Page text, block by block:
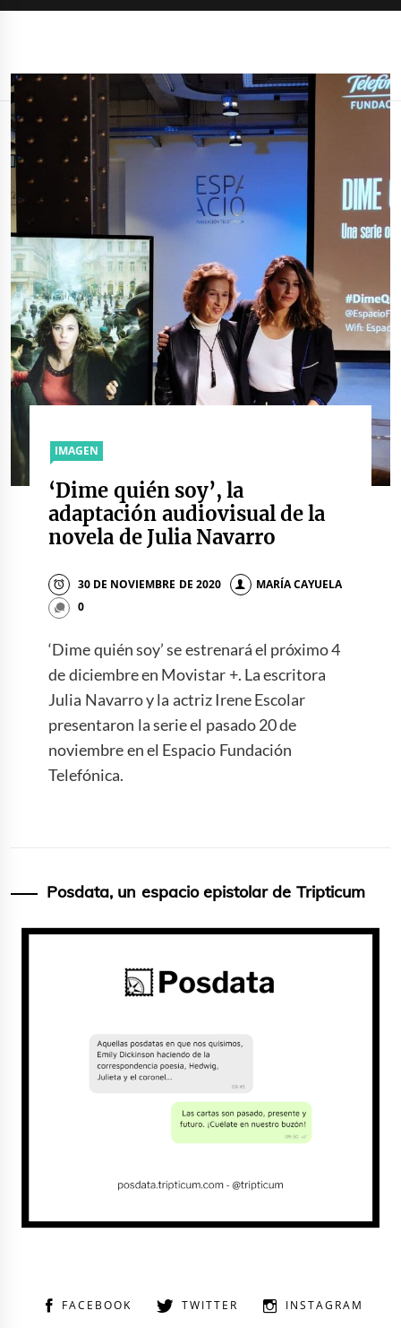
IMAGEN
‘Dime quién soy’, la
adaptación audiovisual de la
novela de Julia Navarro
30 DE NOVIEMBRE DE 2020
MARÍA CAYUELA
0
‘Dime quién soy’ se estrenará el próximo 4
de diciembre en Movistar +. La escritora
Julia Navarro y la actriz Irene Escolar
presentaron la serie el pasado 20 de
noviembre en el Espacio Fundación
Telefónica.
Posdata, un espacio epistolar de Tripticum
FACEBOOK TWITTER INSTAGRAM